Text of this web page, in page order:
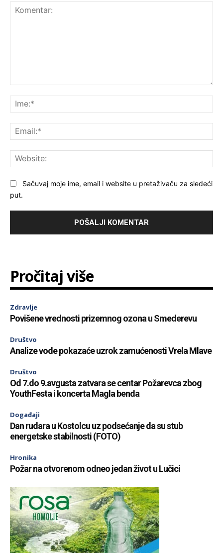
Sačuvaj moje ime, email i website u pretaživaču za sledeći
put.
Pročitaj više
Zdravlje
Povišene vrednosti prizemnog ozona u Smederevu
Društvo
Analize vode pokazaće uzrok zamućenosti Vrela Mlave
Društvo
Od 7.do 9.avgusta zatvara se centar Požarevca zbog
YouthFesta i koncerta Magla benda
Događaji
Dan rudara u Kostolcu uz podsećanje da su stub
energetske stabilnosti (FOTO)
Hronika
Požar na otvorenom odneo jedan život u Lučici